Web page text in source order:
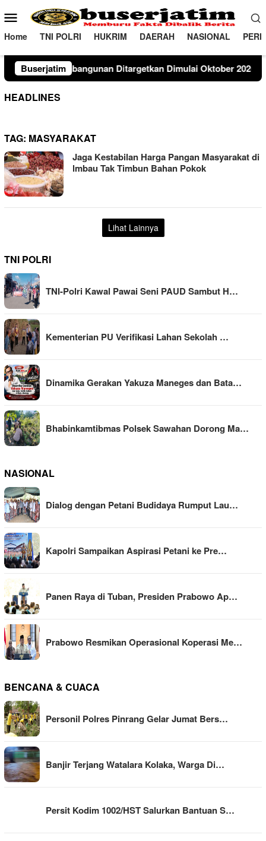
ke
konten
Menu
Mobile
Home TNI POLRI HUKRIM DAERAH NASIONAL
Buserjatim
Ditargetkan Dimulai Oktober 2026Agustus 7, 2026
HEADLINES
TAG: MASYARAKAT
Jaga Kestabilan Harga Pangan Masyarakat di
lmbau Tak Timbun Bahan Pokok
Lihat Lainnya
TNI POLRI
TNI-Polri Kawal Pawai Seni PAUD Sambut H…
Kementerian PU Verifikasi Lahan Sekolah …
Dinamika Gerakan Yakuza Maneges dan Bata…
Bhabinkamtibmas Polsek Sawahan Dorong Ma…
NASIONAL
Dialog dengan Petani Budidaya Rumput Lau…
Kapolri Sampaikan Aspirasi Petani ke Pre…
Panen Raya di Tuban, Presiden Prabowo Ap…
Prabowo Resmikan Operasional Koperasi Me…
BENCANA & CUACA
Personil Polres Pinrang Gelar Jumat Bers…
Banjir Terjang Watalara Kolaka, Warga Di…
Persit Kodim 1002/HST Salurkan Bantuan S…